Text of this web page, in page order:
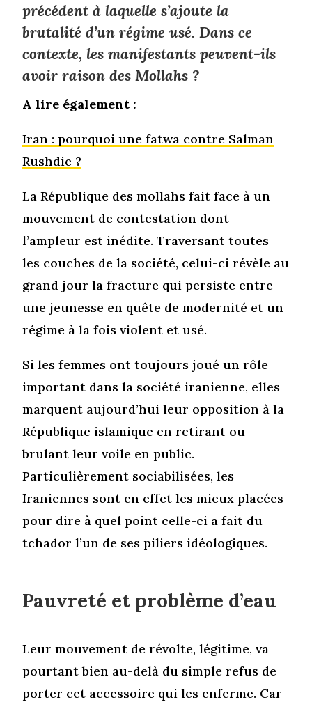
précédent à laquelle s’ajoute la
brutalité d’un régime usé. Dans ce
contexte, les manifestants peuvent-ils
avoir raison des Mollahs ?
A lire également :
Iran : pourquoi une fatwa contre Salman
Rushdie ?
La République des mollahs fait face à un
mouvement de contestation dont
l’ampleur est inédite. Traversant toutes
les couches de la société, celui-ci révèle au
grand jour la fracture qui persiste entre
une jeunesse en quête de modernité et un
régime à la fois violent et usé.
Si les femmes ont toujours joué un rôle
important dans la société iranienne, elles
marquent aujourd’hui leur opposition à la
République islamique en retirant ou
brulant leur voile en public.
Particulièrement sociabilisées, les
Iraniennes sont en effet les mieux placées
pour dire à quel point celle-ci a fait du
tchador l’un de ses piliers idéologiques.
Pauvreté et problème d’eau
Leur mouvement de révolte, légitime, va
pourtant bien au-delà du simple refus de
porter cet accessoire qui les enferme. Car